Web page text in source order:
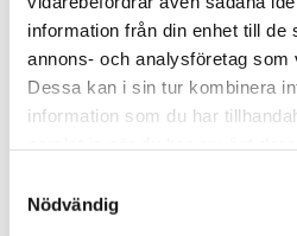
information från din enhet till de
annons- och analysföretag som
Dessa kan i sin tur kombinera
information som du har
Nödvändig
97,900.00kr –
118,900.00kr
97,900.00 kr
till
118,900.00 kr